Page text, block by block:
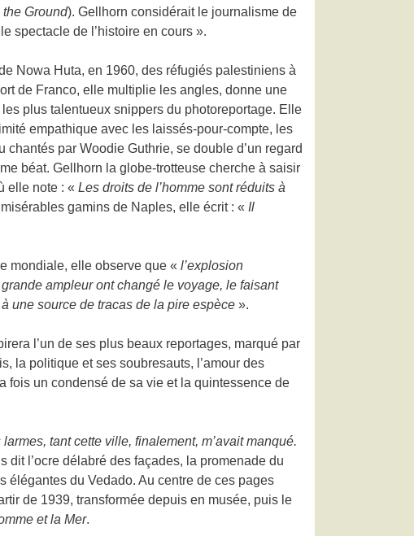
Ground). Gellhorn considérait le journalisme de
spectacle de l’histoire en cours ».
Nowa Huta, en 1960, des réfugiés palestiniens à
de Franco, elle multiplie les angles, donne une
plus talentueux snippers du photoreportage. Elle
empathique avec les laissés-pour-compte, les
par Woodie Guthrie, se double d’un regard
béat. Gellhorn la globe-trotteuse cherche à saisir
elle note : « Les droits de l’homme sont réduits à
gamins de Naples, elle écrit : « Il
mondiale, elle observe que « l’explosion
ampleur ont changé le voyage, le faisant
une source de tracas de la pire espèce ».
l’un de ses plus beaux reportages, marqué par
la politique et ses soubresauts, l’amour des
fois un condensé de sa vie et la quintessence de
tant cette ville, finalement, m’avait manqué.
l’ocre délabré des façades, la promenade du
élégantes du Vedado. Au centre de ces pages
de 1939, transformée depuis en musée, puis le
et la Mer.